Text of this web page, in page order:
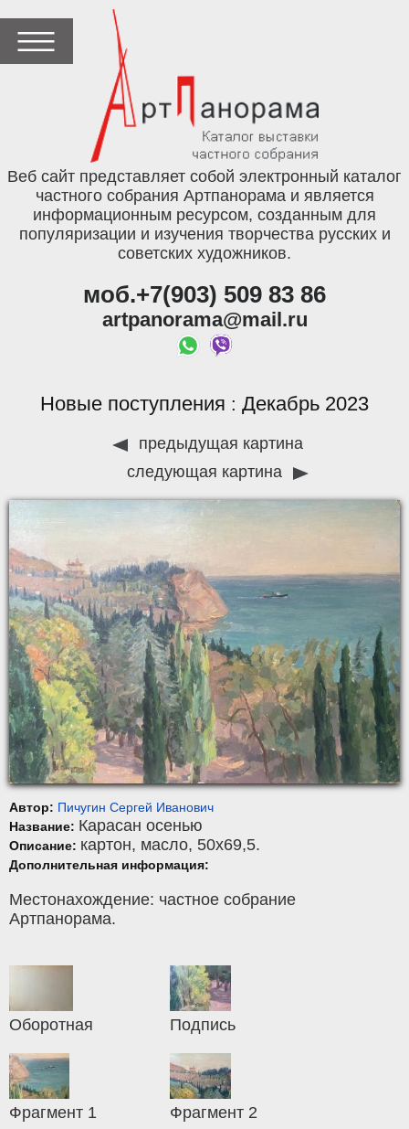
Веб сайт представляет собой электронный каталог
частного собрания Артпанорама и является
информационным ресурсом, созданным для
популяризации и изучения творчества русских и
советских художников.
моб.+7(903) 509 83 86
artpanorama@mail.ru
Новые поступления : Декабрь 2023
предыдущая картина
следующая картина
Автор: Пичугин Сергей Иванович
Название: Карасан осенью
Описание: картон, масло, 50x69,5.
Дополнительная информация:
Местонахождение: частное собрание
Артпанорама.
Оборотная Подпись
Фрагмент 1 Фрагмент 2